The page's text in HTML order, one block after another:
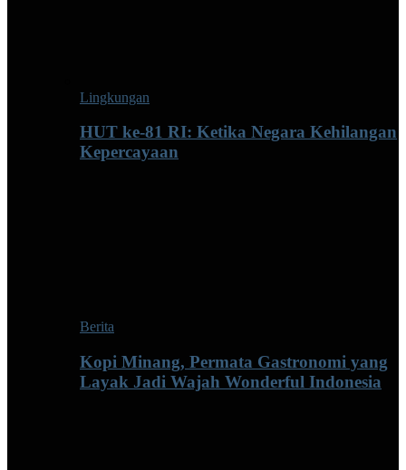
Lingkungan
HUT ke-81 RI: Ketika Negara Kehilangan
Kepercayaan
Berita
Kopi Minang, Permata Gastronomi yang
Layak Jadi Wajah Wonderful Indonesia